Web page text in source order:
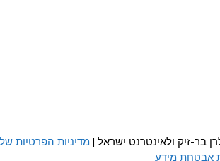
בר-זיק ולאינטרנט ישראל | מדיניות הפרטיות
אבטחת מידע